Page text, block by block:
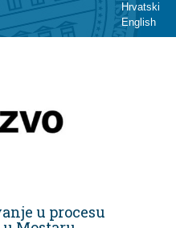
Hrvatski
English
u procesu